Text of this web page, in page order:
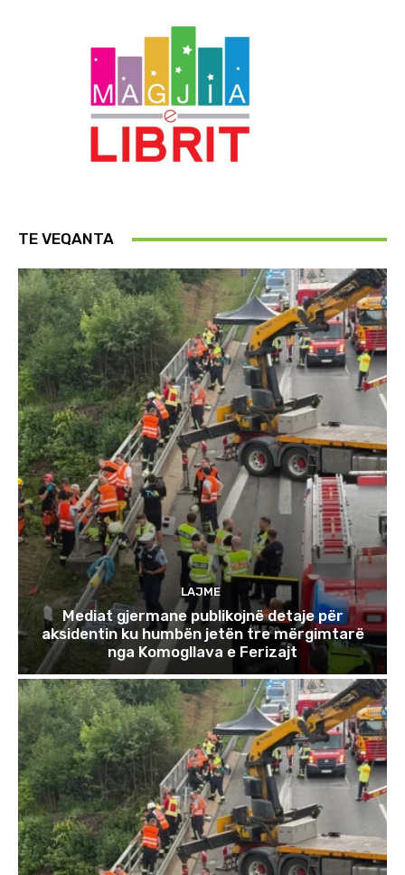
TE VEQANTA
LAJME
Mediat gjermane publikojnë detaje për
aksidentin ku humbën jetën tre mërgimtarë
nga Komogllava e Ferizajt